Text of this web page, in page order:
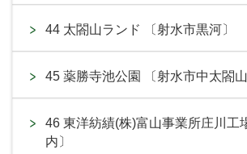
44 太閤山ランド 〔射水市黒河〕
45 薬勝寺池公園 〔射水市中太閤山
46 東洋紡績(株)富山事業所庄川工
内〕